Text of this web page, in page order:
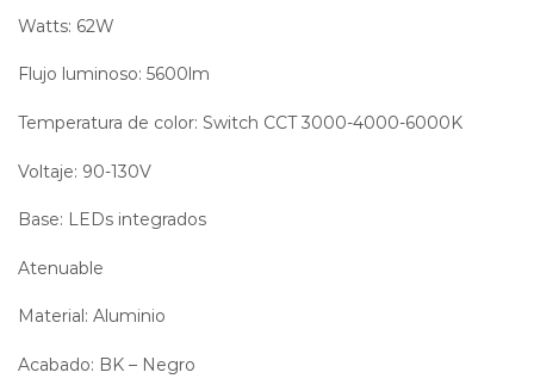
Watts: 62W
Flujo luminoso: 5600lm
Temperatura de color: Switch CCT 3000-4000-6000K
Voltaje: 90-130V
Base: LEDs integrados
Atenuable
Material: Aluminio
Acabado: BK – Negro